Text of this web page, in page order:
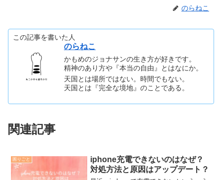
のらねこ
この記事を書いた人
のらねこ
かもめのジョナサンの生き方が好きです。
精神のあり方や『本当の自由』とはなにか。
天国とは場所ではない。時間でもない。
天国とは『完全な境地』のことである。
関連記事
困りごと
iphone充電できないのはなぜ？
対処方法と原因はアップデート？